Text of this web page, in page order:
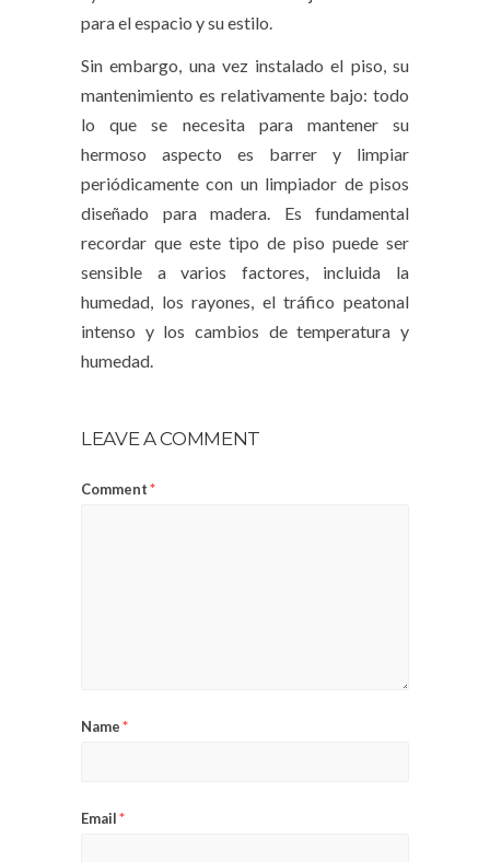
para el espacio y su estilo.
Sin embargo, una vez instalado el piso, su
mantenimiento es relativamente bajo: todo
lo que se necesita para mantener su
hermoso aspecto es barrer y limpiar
periódicamente con un limpiador de pisos
diseñado para madera. Es fundamental
recordar que este tipo de piso puede ser
sensible a varios factores, incluida la
humedad, los rayones, el tráfico peatonal
intenso y los cambios de temperatura y
humedad.
LEAVE A COMMENT
Comment*
Name*
Email*